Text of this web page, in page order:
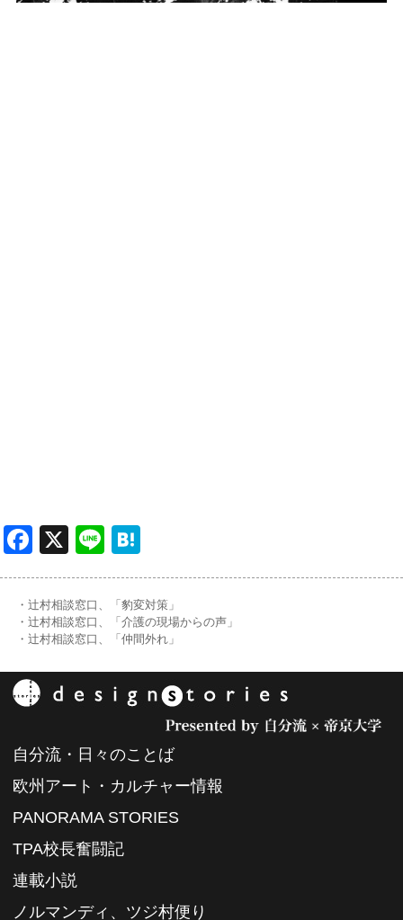
Facebook
X Line
・辻村相談窓口、「豹変対策」
・辻村相談窓口、「介護の現場からの声」
・辻村相談窓口、「仲間外れ」
自分流・日々のことば
欧州アート・カルチャー情報
PANORAMA STORIES
TPA校長奮闘記
連載小説
ノルマンディ、ツジ村便り